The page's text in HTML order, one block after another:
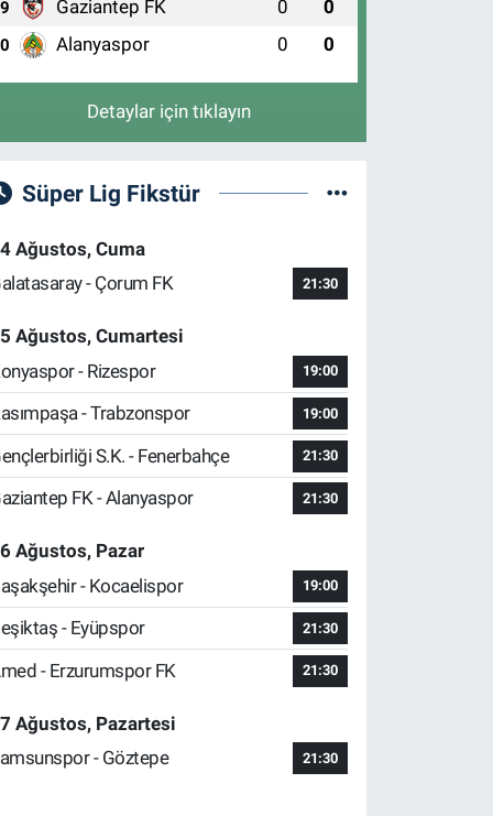
9 Gaziantep FK 0 0
Alanyaspor 0 0
Detaylar için tıklayın
Süper Lig Fikstür
Ağustos, Cuma
- Çorum FK
21:30
Ağustos, Cumartesi
- Rizespor
19:00
- Trabzonspor 19:00
S.K. - Fenerbahçe 21:30
FK - Alanyaspor 21:30
Ağustos, Pazar
- Kocaelispor
19:00
- Eyüpspor 21:30
- Erzurumspor FK 21:30
Ağustos, Pazartesi
- Göztepe
21:30